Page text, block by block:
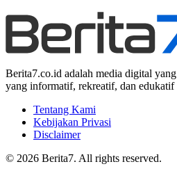
Berita7.co.id adalah media digital
yang informatif, rekreatif, dan
Tentang Kami
Kebijakan Privasi
Disclaimer
© 2026 Berita7. All rights reserved.